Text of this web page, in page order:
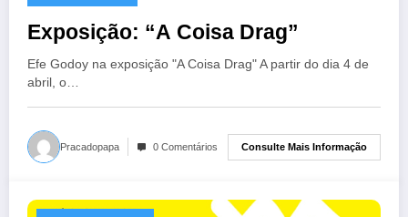
Exposição: “A Coisa Drag”
Efe Godoy na exposição "A Coisa Drag" A partir do dia 4 de
abril, o…
Pracadopapa 0 Comentários Consulte Mais Informação